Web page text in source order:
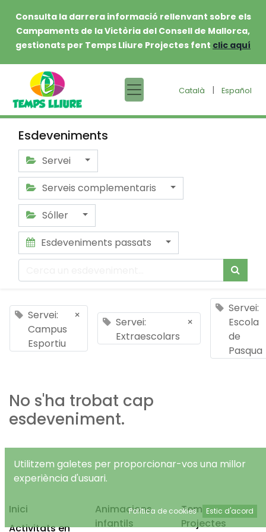
Consulta la darrera informació rellenvant sobre els
Campaments de la Victòria del Consell de Mallorca,
gestionats per Temps Lliure Projectes fent clic aquí
Català | Español
Esdeveniments
Servei
Serveis complementaris
Sóller
Esdeveniments passats
Servei:
Campus
Esportiu
×
Servei:
Extraescolars
×
Servei:
Escola
de
Pasqua
No s'ha trobat cap
esdeveniment.
Inici
Activitats en
Animacions
infantils
Temps Lliure
Projectes
Utilitzem galetes per proporcionar-vos una millor
experiència d'usuari.
Política de cookies Estic d'acord